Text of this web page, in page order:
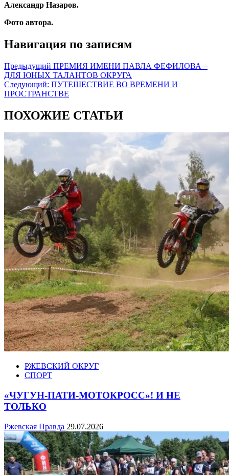
Александр Назаров.
Фото автора.
Навигация по записям
Предыдущий ПРЕМИЯ ИМЕНИ ПАВЛА ФЕФИЛОВА –
ДЛЯ ЮНЫХ ТАЛАНТОВ ОКРУГА
Следующий: ПУТЕШЕСТВИЕ ВО ВРЕМЕНИ И
ПРОСТРАНСТВЕ
ПОХОЖИЕ СТАТЬИ
РЖЕВСКИЙ ОКРУГ
СПОРТ
«ЧУГУН-ПАТИ-МОТОКРОСС»! И НЕ
ТОЛЬКО
Ржевская Правда 29.07.2026